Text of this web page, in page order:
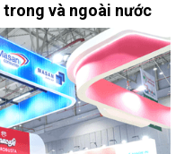
và ngoài nước